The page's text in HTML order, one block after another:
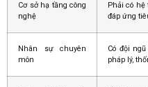
Cơ sở hạ tầng công
nghệ
Phải có
đáp ứng
Nhân sự chuyên
môn
Có đội
pháp lý,